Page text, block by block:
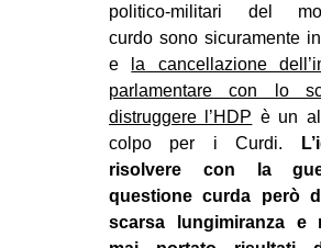
politico-militari del
curdo sono sicuramente
e
la cancellazione
parlamentare con lo
distruggere l’HDP è un
colpo per i Curdi.
risolvere con la
questione curda però
scarsa lungimiranza e